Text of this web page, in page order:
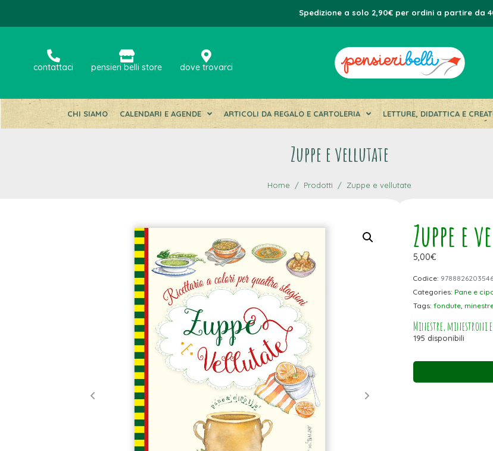
Spedizione a solo 2,90€ per ordini a partire da
contattaci pensieri belli store dove trovarci
CHI SIAMO CALENDARI E AGENDE ARTICOLI DA REGALO E CARTOLERIA LETTURE, DIDATTICA E
Zuppe e vellutate
Home Prodotti Zuppe e vellutate
Zuppe e
5,00€
Codice: 9788826203546
Categories: Pane e
Tags: fondute,
Minestre, minestroni
195 disponibili